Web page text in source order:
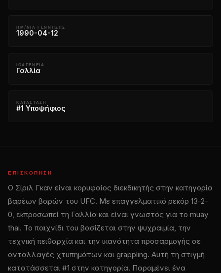
ΗΜ/ΝΙΑ ΓΕΝΝΗΣΗΣ
1990-04-12
ΙΘΑΓΈΝΕΙΑ
Γαλλία
ΚΑΤΆΣΤΑΣΗ
#1 Υποψήφιος
ΕΠΙΣΚΌΠΗΣΗ
Ο Σίριλ Γκαν είναι κορυφαίος διεκδικητής στην κατηγορία
βαρέων βαρών του UFC. Με επαγγελματικό ρεκόρ 13-2-
0, εκπροσωπεί τη Γαλλία και είναι γνωστός για το muay
thai. Το παιχνίδι του βασίζεται στην ψυχραιμία, την
τεχνική πειθαρχία και την ικανότητα προσαρμογής σε
ανταλλαγές χτυπημάτων και grappling. Αυτή τη στιγμή
κατατάσσεται #1 στην κατηγορία. Παραμένει ένα